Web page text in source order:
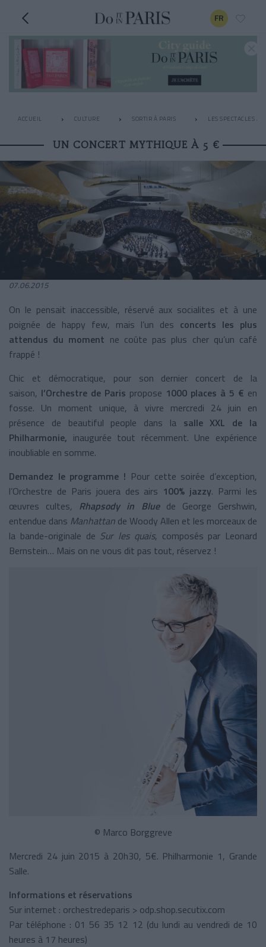
FR
ACCUEIL CULTURE SORTIR À PARIS LES SPECTACLES À
UN CONCERT MYTHIQUE À 5 €
07.06.2015
On le pensait inaccessible, réservé aux socialites et à une
poignée de happy few, mais l’un des concerts les plus
attendus du moment ne coûte pas plus cher qu’un café
frappé !
Chic et démocratique, pour son dernier concert de la
saison, l’Orchestre de Paris propose 1000 places à 5 € en
fosse. Un moment unique, à vivre mercredi 24 juin en
présence de beautiful people dans la salle XXL de la
Philharmonie, inaugurée tout récemment. Une expérience
inoubliable en somme.
Demandez le programme ! Pour cette soirée d’exception,
l’Orchestre de Paris jouera des airs 100% jazzy. Parmi les
œuvres cultes, Rhapsody in Blue de George Gershwin,
entendue dans Manhattan de Woody Allen et les morceaux de
la bande-originale de Sur les quais, composés par Leonard
Bernstein… Mais on ne vous dit pas tout, réservez !
© Marco Borggreve
Mercredi 24 juin 2015 à 20h30, 5€. Philharmonie 1, Grande
Salle.
Informations et réservations
Sur internet : orchestredeparis > odp.shop.secutix.com
Par téléphone : 01 56 35 12 12 (du lundi au vendredi de 10
heures à 17 heures)